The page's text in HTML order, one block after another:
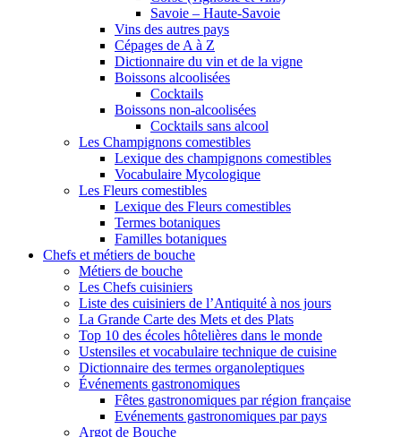
Savoie – Haute-Savoie
Vins des autres pays
Cépages de A à Z
Dictionnaire du vin et de la vigne
Boissons alcoolisées
Cocktails
Boissons non-alcoolisées
Cocktails sans alcool
Les Champignons comestibles
Lexique des champignons comestibles
Vocabulaire Mycologique
Les Fleurs comestibles
Lexique des Fleurs comestibles
Termes botaniques
Familles botaniques
Chefs et métiers de bouche
Métiers de bouche
Les Chefs cuisiniers
Liste des cuisiniers de l’Antiquité à nos jours
La Grande Carte des Mets et des Plats
Top 10 des écoles hôtelières dans le monde
Ustensiles et vocabulaire technique de cuisine
Dictionnaire des termes organoleptiques
Événements gastronomiques
Fêtes gastronomiques par région française
Evénements gastronomiques par pays
Argot de Bouche